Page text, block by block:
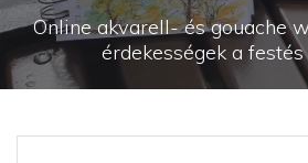
Online akvarell- és gouache
érdekességek a